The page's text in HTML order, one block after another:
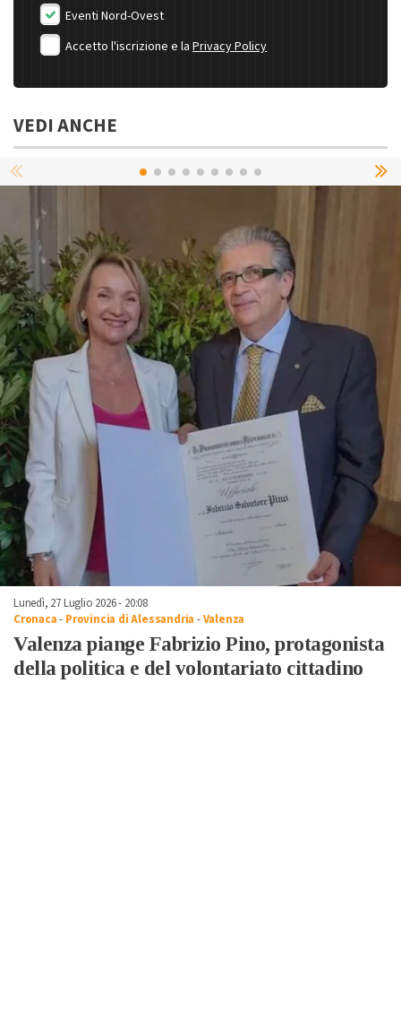
Eventi Nord-Ovest
Accetto l'iscrizione e la Privacy Policy
VEDI ANCHE
Lunedì, 27 Luglio 2026 - 20:08
Cronaca- Provincia di Alessandria -Valenza
Valenza piange Fabrizio Pino, protagonista
della politica e del volontariato cittadino